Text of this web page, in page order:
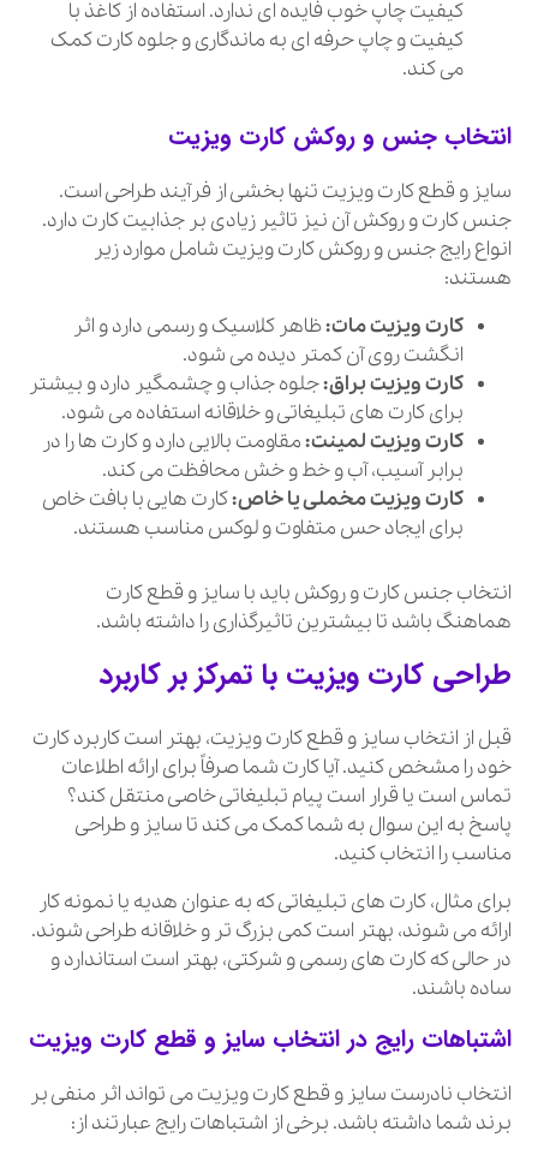
کیفیت چاپ خوب فایده ای ندارد. استفاده از کاغذ با
کیفیت و چاپ حرفه ای به ماندگاری و جلوه کارت کمک
می کند.
انتخاب جنس و روکش کارت ویزیت
سایز و قطع کارت ویزیت تنها بخشی از فرآیند طراحی است.
جنس کارت و روکش آن نیز تاثیر زیادی بر جذابیت کارت دارد.
انواع رایج جنس و روکش کارت ویزیت شامل موارد زیر
هستند:
کارت ویزیت مات:ظاهر کلاسیک و رسمی دارد و اثر
انگشت روی آن کمتر دیده می شود.
کارت ویزیت براق:جلوه جذاب و چشمگیر دارد و بیشتر
برای کارت های تبلیغاتی و خلاقانه استفاده می شود.
کارت ویزیت لمینت:مقاومت بالایی دارد و کارت ها را در
برابر آسیب، آب و خط و خش محافظت می کند.
کارت ویزیت مخملی یا خاص:کارت هایی با بافت خاص
برای ایجاد حس متفاوت و لوکس مناسب هستند.
انتخاب جنس کارت و روکش باید با سایز و قطع کارت
هماهنگ باشد تا بیشترین تاثیرگذاری را داشته باشد.
طراحی کارت ویزیت با تمرکز بر کاربرد
قبل از انتخاب سایز و قطع کارت ویزیت، بهتر است کاربرد کارت
خود را مشخص کنید. آیا کارت شما صرفاً برای ارائه اطلاعات
تماس است یا قرار است پیام تبلیغاتی خاصی منتقل کند؟
پاسخ به این سوال به شما کمک می کند تا سایز و طراحی
مناسب را انتخاب کنید.
برای مثال، کارت های تبلیغاتی که به عنوان هدیه یا نمونه کار
ارائه می شوند، بهتر است کمی بزرگ تر و خلاقانه طراحی شوند.
در حالی که کارت های رسمی و شرکتی، بهتر است استاندارد و
ساده باشند.
اشتباهات رایج در انتخاب سایز و قطع کارت ویزیت
انتخاب نادرست سایز و قطع کارت ویزیت می تواند اثر منفی بر
برند شما داشته باشد. برخی از اشتباهات رایج عبارتند از: